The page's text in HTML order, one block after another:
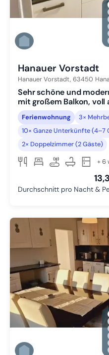
Hanauer Vorstadt
Hanauer Vorstadt, 63450
Sehr schöne und
mit großem Balkon, voll
Ferienwohnung
3×
10× Ganze Unterkünfte (4–7
2× Doppelzimmer (2 Gäste)
+ 6
Durchschnitt pro Nacht &